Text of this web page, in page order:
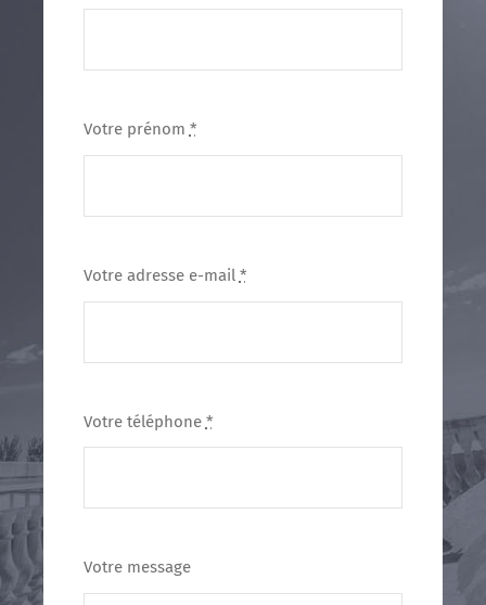
Votre prénom *
Votre adresse e-mail *
Votre téléphone *
Votre message